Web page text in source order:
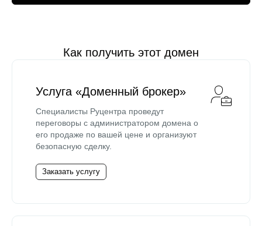
Как получить этот домен
Услуга «Доменный брокер»
Специалисты Руцентра проведут
переговоры с администратором домена о
его продаже по вашей цене и организуют
безопасную сделку.
Заказать услугу